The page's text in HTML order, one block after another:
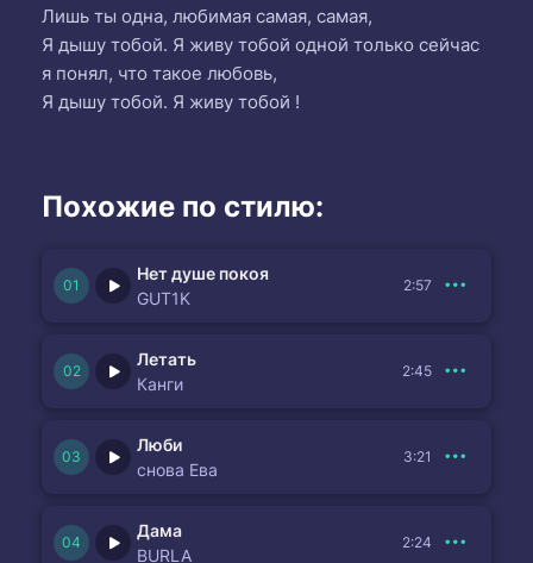
Лишь ты одна, любимая самая, самая,
Я дышу тобой. Я живу тобой одной только сейчас
я понял, что такое любовь,
Я дышу тобой. Я живу тобой !
Похожие по стилю:
Нет душе покоя
GUT1K
2:57
Летать
Канги
2:45
Люби
снова Ева
3:21
Дама
BURLA
2:24